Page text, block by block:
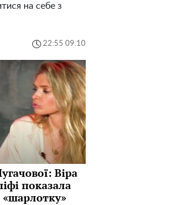
на себе з
22:55 09.10
Віра
показала